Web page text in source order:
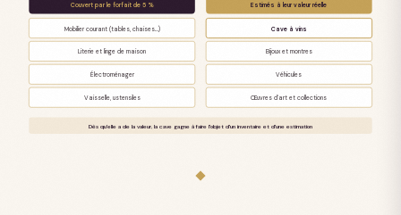
Couvert par le forfait de 5 %
Mobilier courant (tables, chaises…)
Literie et linge de maison
Électroménager
Vaisselle, ustensiles
Estimés à leur valeur réelle
Cave à vins
Bijoux et montres
Véhicules
Œuvres d'art et collections
Dès qu'elle a de la valeur, la cave gagne à faire l'objet d'un inventaire et d'une estimation